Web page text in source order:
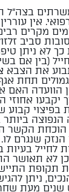
בצה"ל
אין
מקרים
סביב
לא ניתן
(בין אם
את הצבא
תחת
הוועדה האם
יקבעו אחוזי
בפיצוי
הנפוצה
הקשר
הנזק שנגרם
לחייל
לא תאושר
תקופת
ניתן
שנים מעת